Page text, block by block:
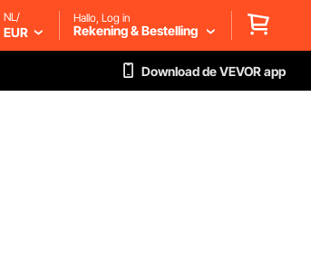
NL/
EUR
Hallo, Log in
Rekening & Bestelling
Download de VEVOR app